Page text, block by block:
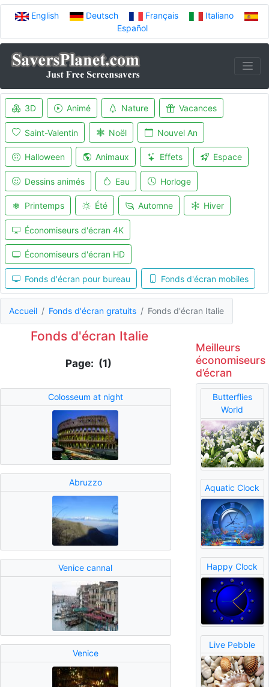
English Deutsch Français
Italiano
Español
3D Animé Nature Vacances
Saint-Valentin Noël Nouvel An
Halloween Animaux Effets Espace
Dessins animés Eau Horloge
Printemps Été Automne Hiver
Économiseurs d'écran 4K
Économiseurs d'écran HD
Fonds d'écran pour bureau Fonds d'écran mobiles
Accueil Fonds d'écran gratuits Fonds d'écran Italie
Fonds d'écran Italie
Page: (1)
Colosseum at night
Abruzzo
Venice cannal
Venice
Meilleurs
économiseurs
d’écran
Butterflies
World
Aquatic Clock
Happy Clock
Live Pebble